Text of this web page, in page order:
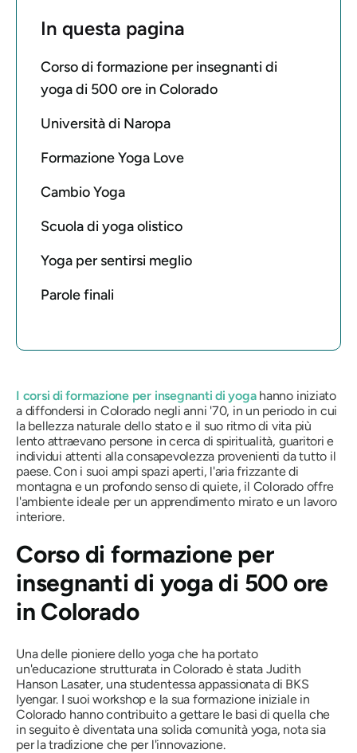
In questa pagina
Corso di formazione per insegnanti di
yoga di 500 ore in Colorado
Università di Naropa
Formazione Yoga Love
Cambio Yoga
Scuola di yoga olistico
Yoga per sentirsi meglio
Parole finali
I corsi di formazione per insegnanti di yogahanno iniziato
a diffondersi in Colorado negli anni '70, in un periodo in cui
la bellezza naturale dello stato e il suo ritmo di vita più
lento attraevano persone in cerca di spiritualità, guaritori e
individui attenti alla consapevolezza provenienti da tutto il
paese. Con i suoi ampi spazi aperti, l'aria frizzante di
montagna e un profondo senso di quiete, il Colorado offre
l'ambiente ideale per un apprendimento mirato e un lavoro
interiore.
Corso di formazione per
insegnanti di yoga di 500 ore
in Colorado
Una delle pioniere dello yoga che ha portato
un'educazione strutturata in Colorado è stata Judith
Hanson Lasater, una studentessa appassionata di BKS
Iyengar. I suoi workshop e la sua formazione iniziale in
Colorado hanno contribuito a gettare le basi di quella che
in seguito è diventata una solida comunità yoga, nota sia
per la tradizione che per l'innovazione.